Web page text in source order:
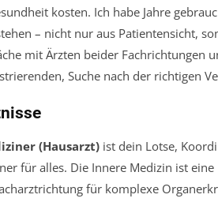
kosten. Ich habe Jahre
– nicht nur aus Patientensicht,
mit Ärzten beider Fachrichtungen
Suche nach der richtigen
(Hausarzt)ist dein Lotse,
für alles. Die Innere Medizin ist eine
für komplexe